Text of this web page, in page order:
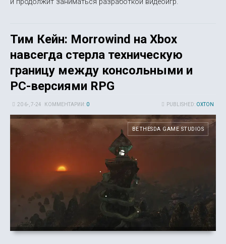
Тим Кейн: Morrowind на Xbox
навсегда стерла техническую
границу между консольными и
PC-версиями RPG
PUBLISHED: OXTON
20 6-, 7-24 КОММЕНТАРИИ: 0
BETHESDA GAME STUDIOS